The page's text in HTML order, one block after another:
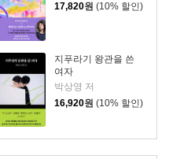
17,820원 (10% 할인)
지푸라기 왕관을 쓴
여자
박상영 저
16,920원 (10% 할인)